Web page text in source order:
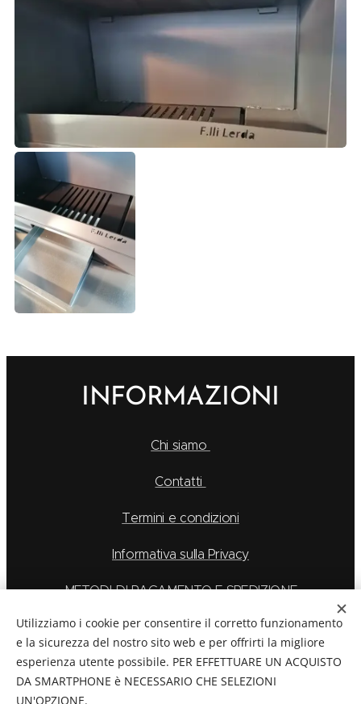
INFORMAZIONI
Chi siamo
Contatti
Termini e condizioni
Informativa sulla Privacy
METODI DI PAGAMENTO E SPEDIZIONE
La Feu S.r.l. via Caduti Delle Alpi Apuane 6, Borgo San
Utilizziamo i cookie per consentire il corretto funzionamento
e la sicurezza del nostro sito web e per offrirti la migliore
esperienza utente possibile. PER EFFETTUARE UN ACQUISTO
DA SMARTPHONE è NECESSARIO CHE SELEZIONI
UN'OPZIONE.